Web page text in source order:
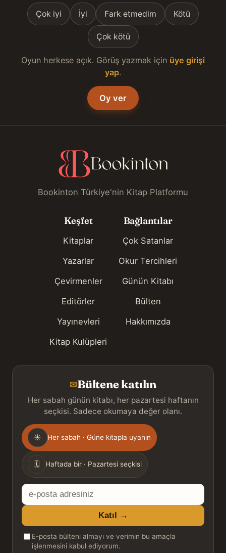
Çok iyi İyi Fark etmedim Kötü
Çok kötü
Oyun herkese açık. Görüş yazmak için üye girişi
yap.
Oy ver
Bookinton Türkiye'nin Kitap Platformu
Keşfet
Kitaplar
Yazarlar
Çevirmenler
Editörler
Yayınevleri
Kitap Kulüpleri
Bağlantılar
Çok Satanlar
Okur Tercihleri
Günün Kitabı
Bülten
Hakkımızda
✉Bültene katılın
Her sabah günün kitabı, her pazartesi haftanın
seçkisi. Sadece okumaya değer olanı.
Gönderim
sıklığı
☀ Her sabah · Güne kitapla uyanın
🗓 Haftada bir · Pazartesi seçkisi
E-
posta
adresiniz
Katıl →
E-posta bülteni almayı ve verimin bu amaçla
işlenmesini kabul ediyorum.